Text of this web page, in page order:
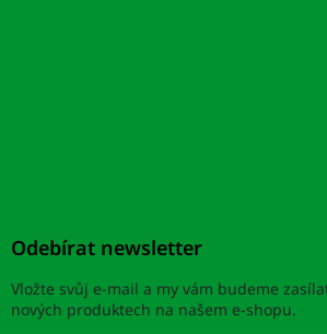
Odebírat newsletter
Vložte svůj e-mail a my vám budeme
nových produktech na našem e-shopu.